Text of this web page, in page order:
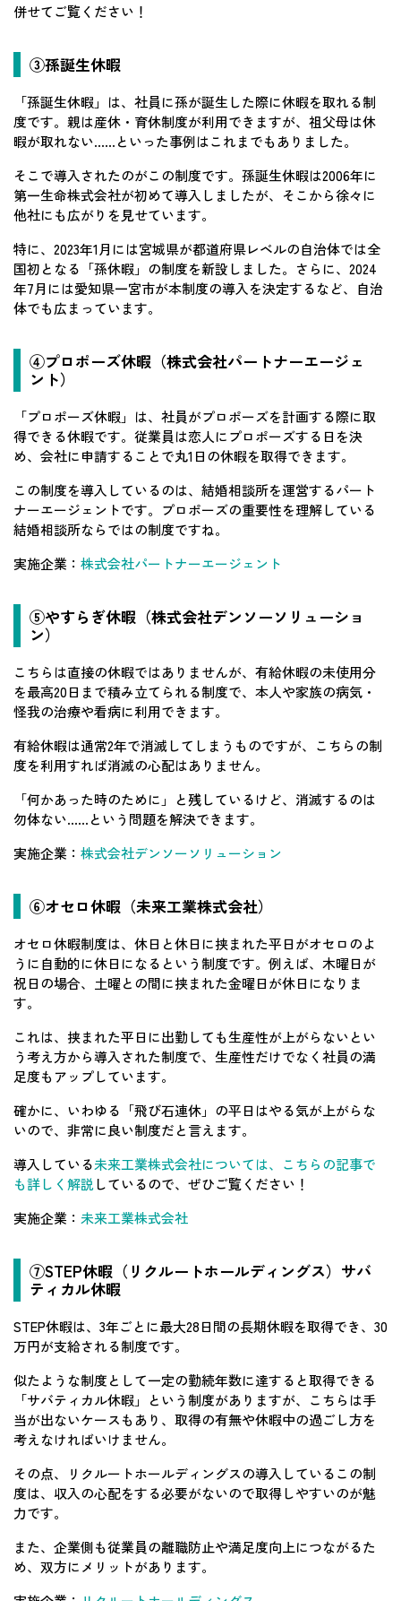
併せてご覧ください！
③孫誕生休暇
「孫誕生休暇」は、社員に孫が誕生した際に休暇を取れる制
度です。親は産休・育休制度が利用できますが、祖父母は休
暇が取れない……といった事例はこれまでもありました。
そこで導入されたのがこの制度です。孫誕生休暇は2006年に
第一生命株式会社が初めて導入しましたが、そこから徐々に
他社にも広がりを見せています。
特に、2023年1月には宮城県が都道府県レベルの自治体では全
国初となる「孫休暇」の制度を新設しました。さらに、2024
年7月には愛知県一宮市が本制度の導入を決定するなど、自治
体でも広まっています。
④プロポーズ休暇（株式会社パートナーエージェ
ント）
「プロポーズ休暇」は、社員がプロポーズを計画する際に取
得できる休暇です。従業員は恋人にプロポーズする日を決
め、会社に申請することで丸1日の休暇を取得できます。
この制度を導入しているのは、結婚相談所を運営するパート
ナーエージェントです。プロポーズの重要性を理解している
結婚相談所ならではの制度ですね。
実施企業： 株式会社パートナーエージェント
⑤やすらぎ休暇（株式会社デンソーソリューショ
ン）
こちらは直接の休暇ではありませんが、有給休暇の未使用分
を最高20日まで積み立てられる制度で、本人や家族の病気・
怪我の治療や看病に利用できます。
有給休暇は通常2年で消滅してしまうものですが、こちらの制
度を利用すれば消滅の心配はありません。
「何かあった時のために」と残しているけど、消滅するのは
勿体ない……という問題を解決できます。
実施企業： 株式会社デンソーソリューション
⑥オセロ休暇（未来工業株式会社）
オセロ休暇制度は、休日と休日に挟まれた平日がオセロのよ
うに自動的に休日になるという制度です。例えば、木曜日が
祝日の場合、土曜との間に挟まれた金曜日が休日になりま
す。
これは、挟まれた平日に出勤しても生産性が上がらないとい
う考え方から導入された制度で、生産性だけでなく社員の満
足度もアップしています。
確かに、いわゆる「飛び石連休」の平日はやる気が上がらな
いので、非常に良い制度だと言えます。
導入している未来工業株式会社については、こちらの記事で
も詳しく解説しているので、ぜひご覧ください！
実施企業： 未来工業株式会社
⑦STEP休暇（リクルートホールディングス）サバ
ティカル休暇
STEP休暇は、3年ごとに最大28日間の長期休暇を取得でき、30
万円が支給される制度です。
似たような制度として一定の勤続年数に達すると取得できる
「サバティカル休暇」という制度がありますが、こちらは手
当が出ないケースもあり、取得の有無や休暇中の過ごし方を
考えなければいけません。
その点、リクルートホールディングスの導入しているこの制
度は、収入の心配をする必要がないので取得しやすいのが魅
力です。
また、企業側も従業員の離職防止や満足度向上につながるた
め、双方にメリットがあります。